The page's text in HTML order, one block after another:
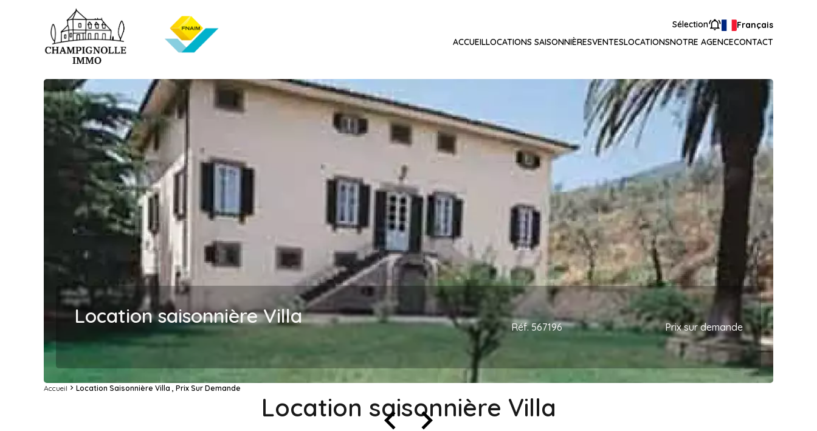
Sélection
Français
ACCUEILLOCATIONS SAISONNIÈRESVENTESLOCATIONSNOTRE AGENCECONTACT
Location saisonnière Villa Réf. 567196 Prix sur demande
Accueil Location Saisonnière Villa , Prix Sur Demande
Location saisonnière Villa